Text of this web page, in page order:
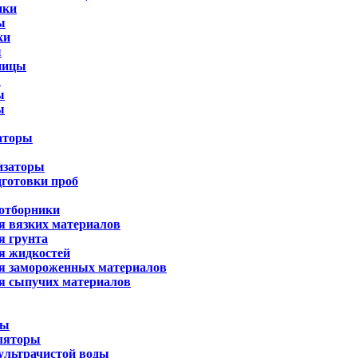
проб
вязких материалов
грунта
жидкостей
замороженных материалов
сыпучих материалов
воды